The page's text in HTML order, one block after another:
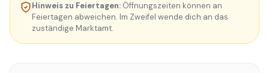
Hinweis zu Feiertagen: Öffnungszeiten können an
Feiertagen abweichen. Im Zweifel wende dich an das
zuständige Marktamt.